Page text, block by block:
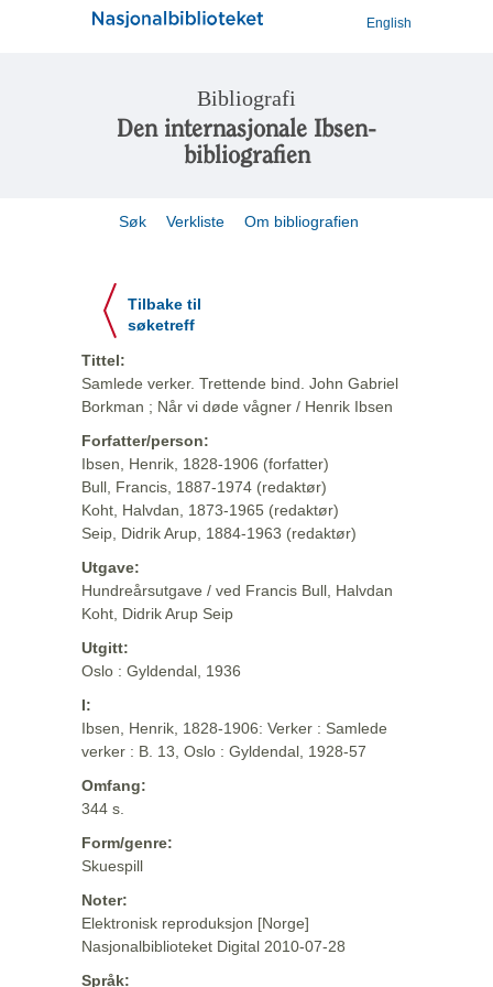
English
Bibliografi
Den internasjonale Ibsen-
bibliografien
Søk Verkliste Om bibliografien
Tilbake til
søketreff
Tittel:
Samlede verker. Trettende bind. John Gabriel
Borkman ; Når vi døde vågner / Henrik Ibsen
Forfatter/person:
Ibsen, Henrik, 1828-1906 (forfatter)
Bull, Francis, 1887-1974 (redaktør)
Koht, Halvdan, 1873-1965 (redaktør)
Seip, Didrik Arup, 1884-1963 (redaktør)
Utgave:
Hundreårsutgave / ved Francis Bull, Halvdan
Koht, Didrik Arup Seip
Utgitt:
Oslo : Gyldendal, 1936
I:
Ibsen, Henrik, 1828-1906: Verker : Samlede
verker : B. 13, Oslo : Gyldendal, 1928-57
Omfang:
344 s.
Form/genre:
Skuespill
Noter:
Elektronisk reproduksjon [Norge]
Nasjonalbiblioteket Digital 2010-07-28
Språk: